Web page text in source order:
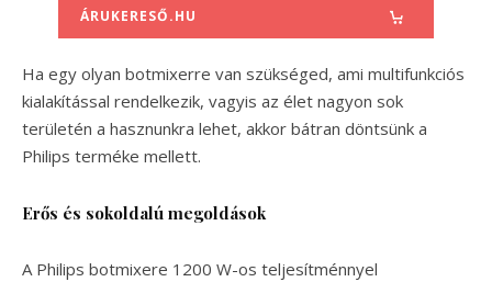
ÁRUKERESŐ.HU
Ha egy olyan botmixerre van szükséged, ami multifunkciós
kialakítással rendelkezik, vagyis az élet nagyon sok
területén a hasznunkra lehet, akkor bátran döntsünk a
Philips terméke mellett.
Erős és sokoldalú megoldások
A Philips botmixere 1200 W-os teljesítménnyel